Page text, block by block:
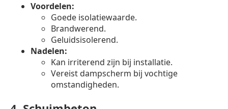
Voordelen:
Goede isolatiewaarde.
Brandwerend.
Geluidsisolerend.
Nadelen:
Kan irriterend zijn bij installatie.
Vereist dampscherm bij vochtige
omstandigheden.